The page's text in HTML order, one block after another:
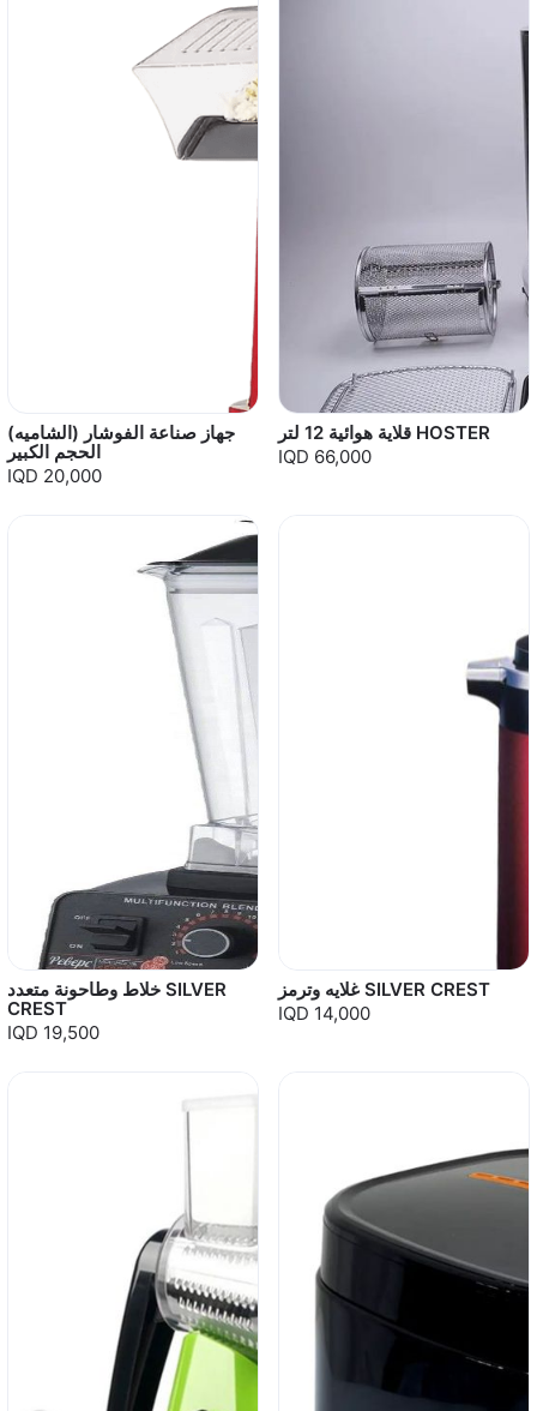
جهاز صناعة الفوشار (الشاميه)
الحجم الكبير
IQD 20,000
قلاية هوائية 12 لتر HOSTER
IQD 66,000
خلاط وطاحونة متعدد SILVER
CREST
IQD 19,500
غلايه وترمز SILVER CREST
IQD 14,000